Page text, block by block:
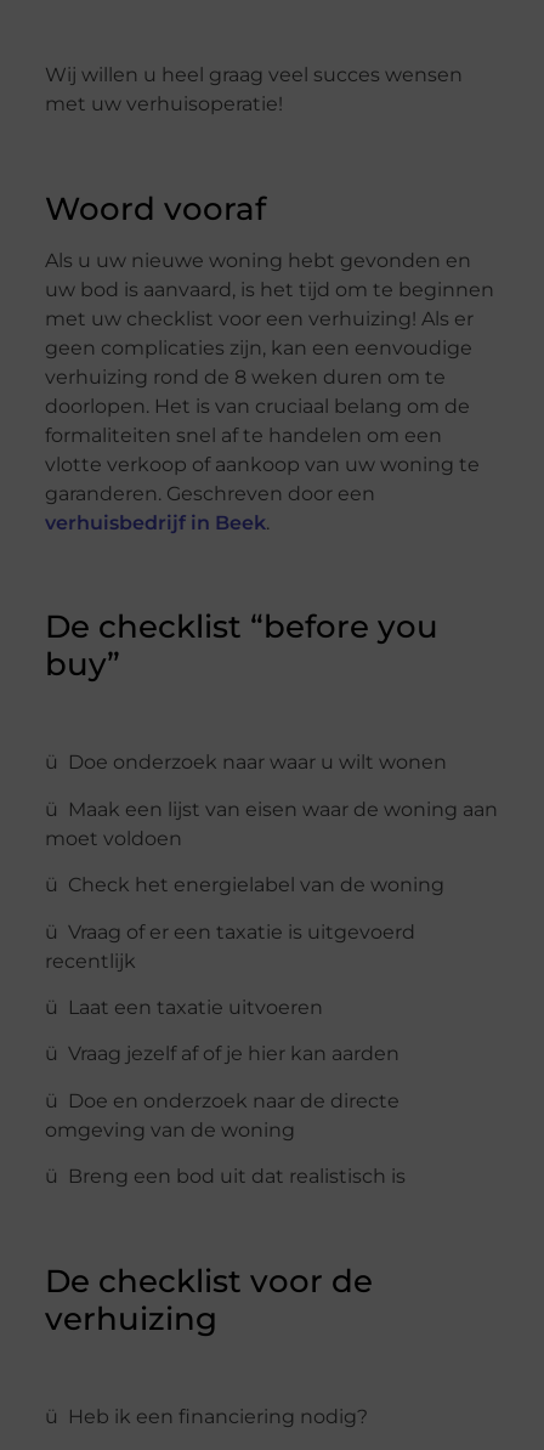
Wij willen u heel graag veel succes wensen
met uw verhuisoperatie!
Woord vooraf
Als u uw nieuwe woning hebt gevonden en
uw bod is aanvaard, is het tijd om te beginnen
met uw checklist voor een verhuizing! Als er
geen complicaties zijn, kan een eenvoudige
verhuizing rond de 8 weken duren om te
doorlopen. Het is van cruciaal belang om de
formaliteiten snel af te handelen om een
vlotte verkoop of aankoop van uw woning te
garanderen. Geschreven door een
verhuisbedrijf in Beek.
De checklist “before you
buy”
ü Doe onderzoek naar waar u wilt wonen
ü Maak een lijst van eisen waar de woning aan
moet voldoen
ü Check het energielabel van de woning
ü Vraag of er een taxatie is uitgevoerd
recentlijk
ü Laat een taxatie uitvoeren
ü Vraag jezelf af of je hier kan aarden
ü Doe en onderzoek naar de directe
omgeving van de woning
ü Breng een bod uit dat realistisch is
De checklist voor de
verhuizing
ü Heb ik een financiering nodig?